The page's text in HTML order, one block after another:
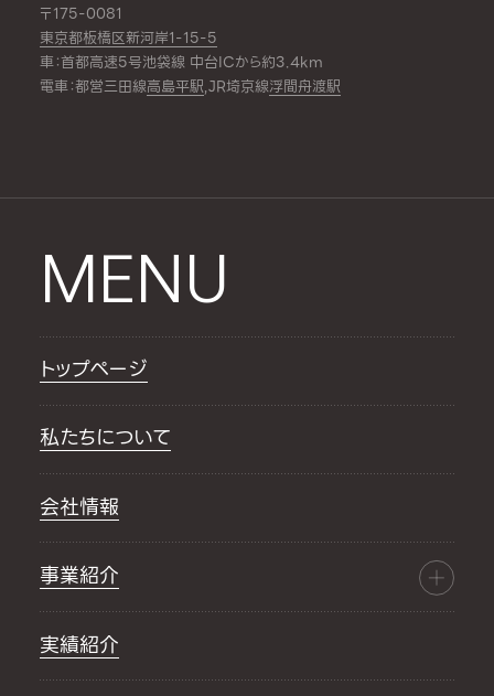
〒175-0081
東京都板橋区新河岸1-15-5
車：首都高速5号池袋線 中台ICから約3.4km
電車：都営三田線高島平駅,JR埼京線浮間舟渡駅
MENU
トップページ
私たちについて
会社情報
事業紹介
実績紹介